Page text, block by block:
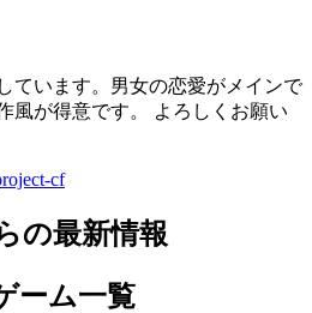
ています。男女の恋愛がメインで
風が得意です。 よろしくお願い
cf
の最新情報
ーム一覧